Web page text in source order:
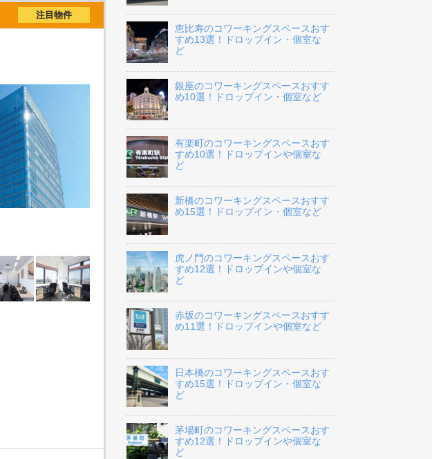
注目物件
恵比寿のコワーキングスペースおす
すめ13選！ドロップイン・個室な
ど
銀座のコワーキングスペースおすす
め10選！ドロップイン・個室など
有楽町のコワーキングスペースおす
すめ10選！ドロップインや個室な
ど
新橋のコワーキングスペースおすす
め15選！ドロップイン・個室など
虎ノ門のコワーキングスペースおす
すめ12選！ドロップインや個室な
ど
赤坂のコワーキングスペースおすす
め11選！ドロップインや個室など
日本橋のコワーキングスペースおす
すめ15選！ドロップイン・個室な
ど
茅場町のコワーキングスペースおす
すめ12選！ドロップインや個室な
ど